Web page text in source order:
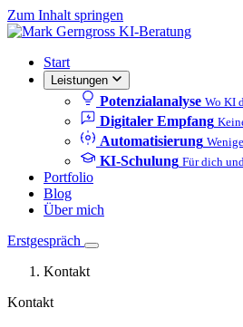
Zum Inhalt springen
Start
Leistungen
Potenzialanalyse Wo KI
Digitaler Empfang
Automatisierung
KI-Schulung Für dich
Portfolio
Blog
Über mich
Erstgespräch
Kontakt
Kontakt